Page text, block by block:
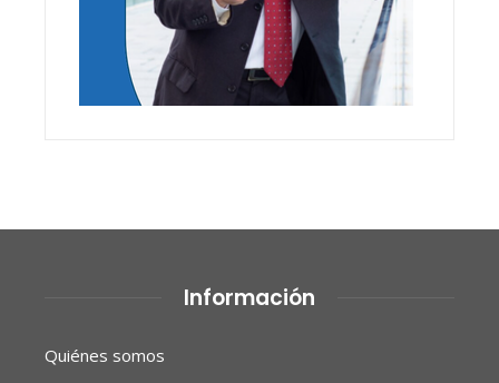
Información
Quiénes somos